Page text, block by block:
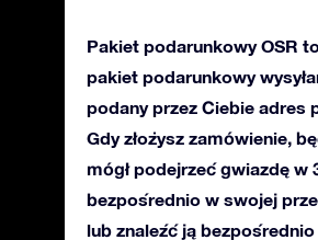
Pakiet podarunkowy OSR
pakiet podarunkowy
podany przez Ciebie adres
Gdy złożysz zamówienie,
mógł podejrzeć gwiazdę w
bezpośrednio w swojej
lub znaleźć ją bezpośrednio